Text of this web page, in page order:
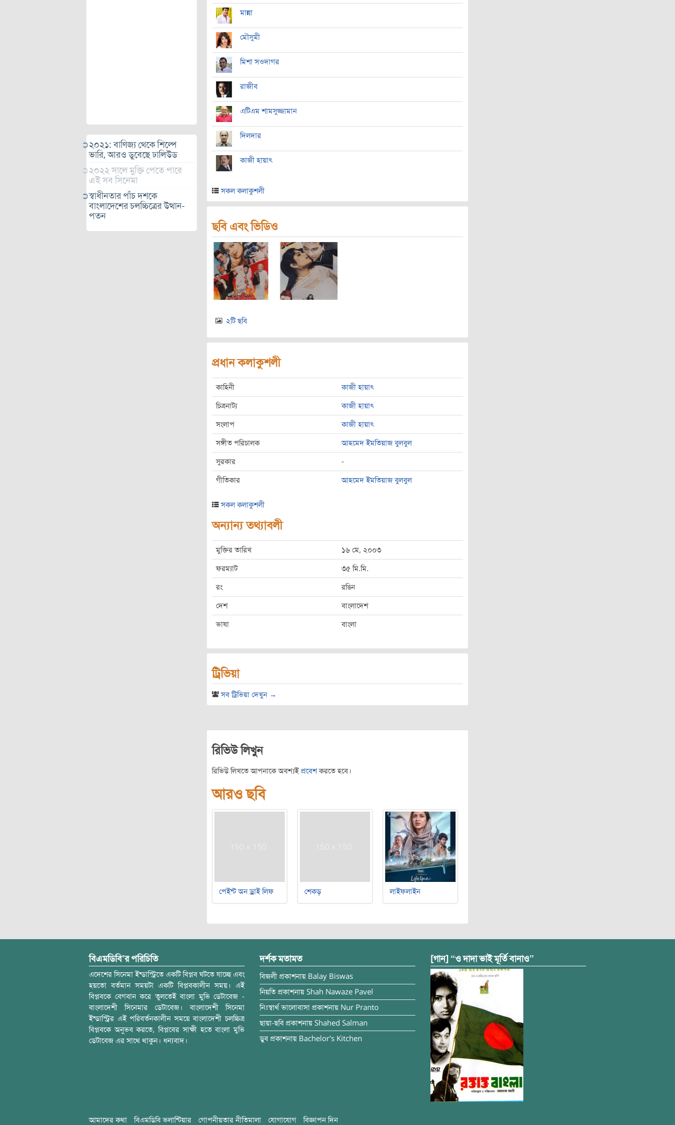
২০২১: বাণিজ্য থেকে শিল্পে
ভারি, আরও ডুবেছে ঢালিউড
২০২২ সালে মুক্তি পেতে পারে
এই সব সিনেমা
স্বাধীনতার পাঁচ দশকে
বাংলাদেশের চলচ্চিত্রের উত্থান-
পতন
মান্না
মৌসুমী
মিশা সওদাগর
রাজীব
এটিএম শামসুজ্জামান
দিলদার
কাজী হায়াৎ
সকল কলাকুশলী
ছবি এবং ভিডিও
২টি ছবি
প্রধান কলাকুশলী
কাহিনী কাজী হায়াৎ
চিত্রনাট্য কাজী হায়াৎ
সংলাপ কাজী হায়াৎ
সঙ্গীত পরিচালক আহমেদ ইমতিয়াজ বুলবুল
সুরকার -
গীতিকার আহমেদ ইমতিয়াজ বুলবুল
সকল কলাকুশলী
অন্যান্য তথ্যাবলী
মুক্তির তারিখ ১৬ মে, ২০০৩
ফরম্যাট ৩৫ মি.মি.
রং রঙিন
দেশ বাংলাদেশ
ভাষা বাংলা
ট্রিভিয়া
সব ট্রিভিয়া দেখুন →
রিভিউ লিখুন
রিভিউ লিখতে আপনাকে অবশ্যইপ্রবেশকরতে হবে।
আরও ছবি
পেইন্ট অন ড্রাই লিফ শেকড় লাইফলাইন
বিএমডিবি’র পরিচিতি
এদেশের সিনেমা ইন্ডাস্ট্রিতে একটি বিপ্লব ঘটতে যাচ্ছে এবং
হয়তো বর্তমান সময়টা একটি বিপ্লবকালীন সময়। এই
বিপ্লবকে বেগবান করে তুলতেই বাংলা মুভি ডেটাবেজ -
বাংলাদেশী সিনেমার ডেটাবেজ। বাংলাদেশী সিনেমা
ইন্ডাস্ট্রির এই পরিবর্তনকালীন সময়ে বাংলাদেশী চলচ্চিত্র
বিপ্লবকে অনুভব করতে, বিপ্লবের সাক্ষী হতে বাংলা মুভি
ডেটাবেজ এর সাথে থাকুন। ধন্যবাদ।
দর্শক মতামত
বিজলী প্রকাশনায় Balay Biswas
নিয়তি প্রকাশনায় Shah Nawaze Pavel
নিঃস্বার্থ ভালোবাসা প্রকাশনায় Nur Pranto
ছায়া-ছবি প্রকাশনায় Shahed Salman
ডুব প্রকাশনায় Bachelor's Kitchen
[গান] “ও দাদা ভাই মূর্তি বানাও”
আমাদের কথা বিএমডিবি ভলান্টিয়ার গোপনীয়তার নীতিমালা যোগাযোগ বিজ্ঞাপন দিন